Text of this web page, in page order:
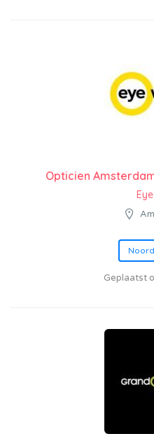
Opticien
Geplaatst